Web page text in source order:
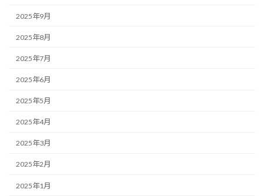
2025年9月
2025年8月
2025年7月
2025年6月
2025年5月
2025年4月
2025年3月
2025年2月
2025年1月